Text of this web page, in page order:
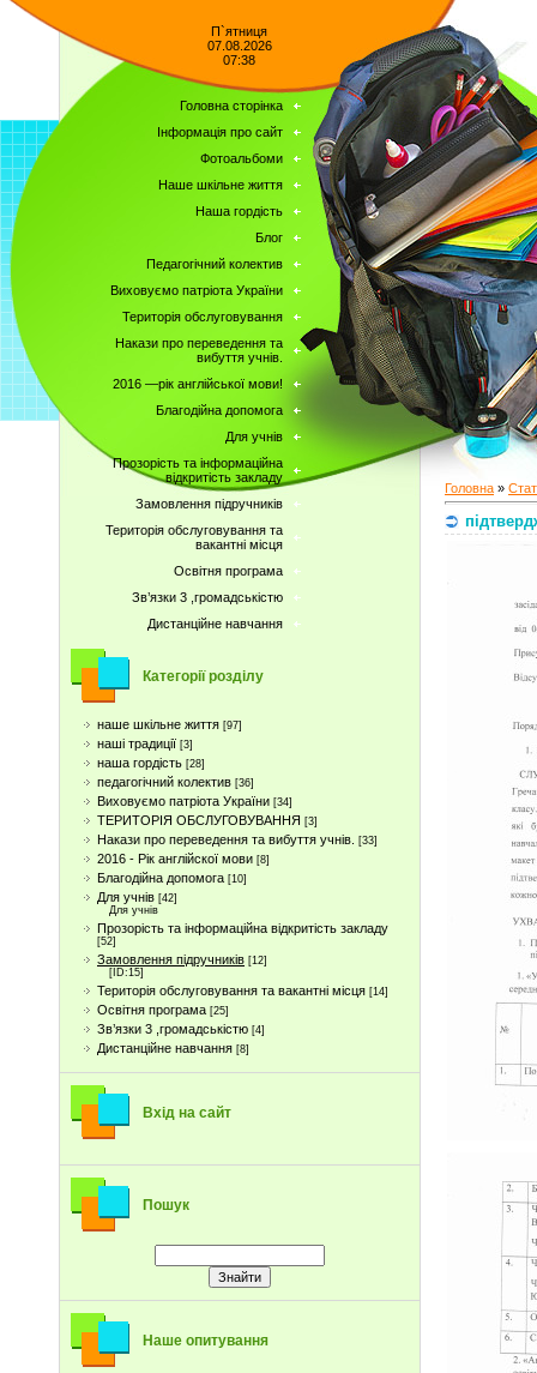
П`ятниця
07.08.2026
07:38
Головна сторінка
Інформація про сайт
Фотоальбоми
Наше шкільне життя
Наша гордість
Блог
Педагогічний колектив
Виховуємо патріота України
Територія обслуговування
Накази про переведення та
вибуття учнів.
2016 —рік англійської мови!
Благодійна допомога
Для учнів
Прозорість та інформаційна
відкритість закладу
Замовлення підручників
Територія обслуговування та
вакантні місця
Освітня програма
Зв’язки 3 ,громадськістю
Дистанційне навчання
Категорії розділу
наше шкільне життя [97]
наші традиції [3]
наша гордість [28]
педагогічний колектив [36]
Виховуємо патріота України [34]
ТЕРИТОРІЯ ОБСЛУГОВУВАННЯ [3]
Накази про переведення та вибуття учнів. [33]
2016 - Рік англійскої мови [8]
Благодійна допомога [10]
Для учнів [42]
Для учнів
Прозорість та інформаційна відкритість закладу
[52]
Замовлення підручників [12]
[ID:15]
Територія обслуговування та вакантні місця [14]
Освітня програма [25]
Зв’язки 3 ,громадськістю [4]
Дистанційне навчання [8]
Вхід на сайт
Пошук
Наше опитування
Головна »